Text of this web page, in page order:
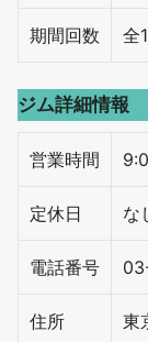
期間回数 全
ジム詳細情報
営業時間
定休日 な
電話番号
住所 東